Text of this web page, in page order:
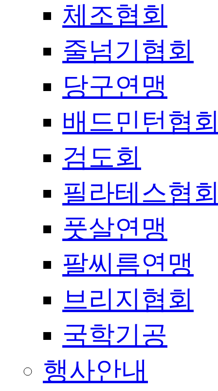
체조협회
줄넘기협회
당구연맹
배드민턴협
검도회
필라테스협
풋살연맹
팔씨름연맹
브리지협회
국학기공
행사안내